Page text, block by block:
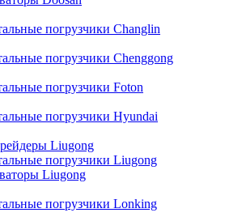
погрузчики Changlin
погрузчики Chenggong
погрузчики Foton
погрузчики Hyundai
Liugong
погрузчики Liugong
Liugong
погрузчики Lonking